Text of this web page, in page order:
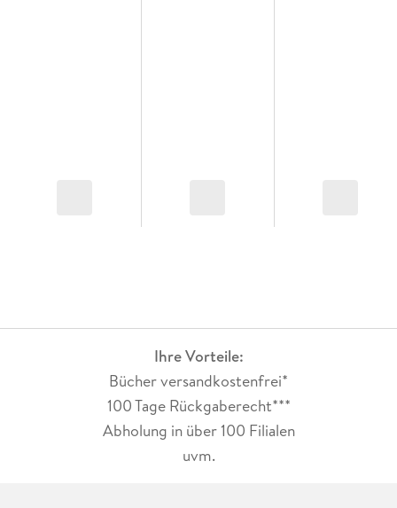
Ihre Vorteile:
Bücher versandkostenfrei*
100 Tage Rückgaberecht***
Abholung in über 100 Filialen
uvm.